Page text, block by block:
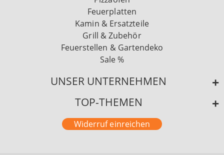
Feuerplatten
Kamin & Ersatzteile
Grill & Zubehör
Feuerstellen & Gartendeko
Sale %
UNSER UNTERNEHMEN
TOP-THEMEN
Widerruf einreichen